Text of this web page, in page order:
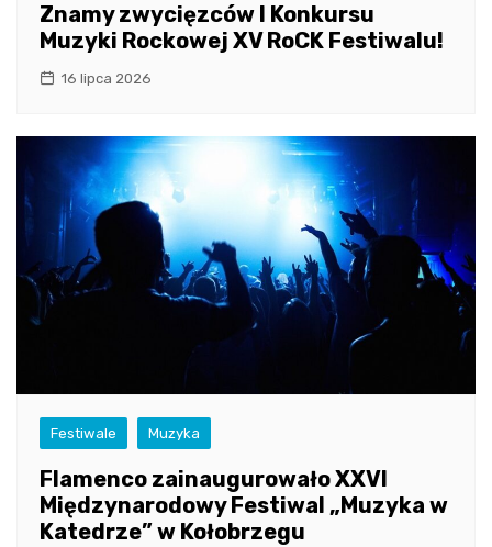
Znamy zwycięzców I Konkursu
Muzyki Rockowej XV RoCK Festiwalu!
16 lipca 2026
Festiwale Muzyka
Flamenco zainaugurowało XXVI
Międzynarodowy Festiwal „Muzyka w
Katedrze” w Kołobrzegu